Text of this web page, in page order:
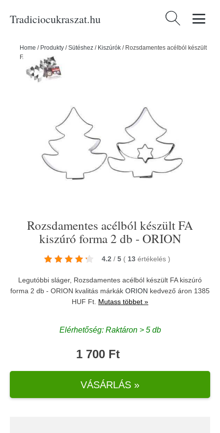
Tradiciocukraszat.hu Keresés:
Home / Produkty /Sütéshez / Kiszúrók / Rozsdamentes acélból készült
FA kiszúró forma 2 db - ORION
Rozsdamentes acélból készült FA
kiszúró forma 2 db - ORION
4.2 / 5 ( 13 értékelés )
Legutóbbi sláger, Rozsdamentes acélból készült FA kiszúró
forma 2 db - ORION kvalitás márkák ORION kedvező áron 1385
HUF Ft. Mutass többet »
Elérhetőség: Raktáron > 5 db
1 700 Ft
VÁSÁRLÁS »